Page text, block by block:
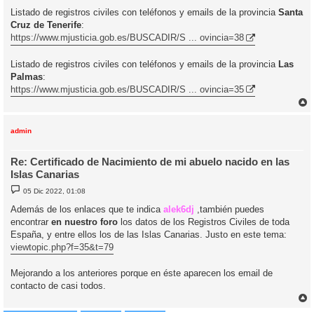
Listado de registros civiles con teléfonos y emails de la provincia Santa
Cruz de Tenerife:
https://www.mjusticia.gob.es/BUSCADIR/S ... ovincia=38
Listado de registros civiles con teléfonos y emails de la provincia Las
Palmas:
https://www.mjusticia.gob.es/BUSCADIR/S ... ovincia=35
admin
Re: Certificado de Nacimiento de mi abuelo nacido en las
Islas Canarias
M
e
n
s
a
e
05 Dic 2022, 01:08
Además de los enlaces que te indica alek6dj ,también puedes
encontrar en nuestro foro los datos de los Registros Civiles de toda
España, y entre ellos los de las Islas Canarias. Justo en este tema:
viewtopic.php?f=35&t=79
Mejorando a los anteriores porque en éste aparecen los email de
contacto de casi todos.